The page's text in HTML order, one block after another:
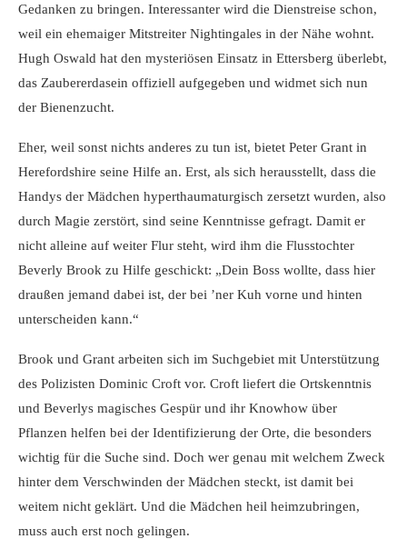
Gedanken zu bringen. Interessanter wird die Dienstreise schon,
weil ein ehemaiger Mitstreiter Nightingales in der Nähe wohnt.
Hugh Oswald hat den mysteriösen Einsatz in Ettersberg überlebt,
das Zaubererdasein offiziell aufgegeben und widmet sich nun
der Bienenzucht.
Eher, weil sonst nichts anderes zu tun ist, bietet Peter Grant in
Herefordshire seine Hilfe an. Erst, als sich herausstellt, dass die
Handys der Mädchen hyperthaumaturgisch zersetzt wurden, also
durch Magie zerstört, sind seine Kenntnisse gefragt. Damit er
nicht alleine auf weiter Flur steht, wird ihm die Flusstochter
Beverly Brook zu Hilfe geschickt: „Dein Boss wollte, dass hier
draußen jemand dabei ist, der bei ’ner Kuh vorne und hinten
unterscheiden kann.“
Brook und Grant arbeiten sich im Suchgebiet mit Unterstützung
des Polizisten Dominic Croft vor. Croft liefert die Ortskenntnis
und Beverlys magisches Gespür und ihr Knowhow über
Pflanzen helfen bei der Identifizierung der Orte, die besonders
wichtig für die Suche sind. Doch wer genau mit welchem Zweck
hinter dem Verschwinden der Mädchen steckt, ist damit bei
weitem nicht geklärt. Und die Mädchen heil heimzubringen,
muss auch erst noch gelingen.